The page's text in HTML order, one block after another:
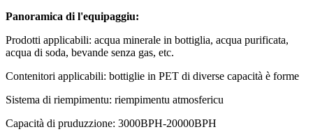
Panoramica di l'equipaggiu:
Prodotti applicabili: acqua minerale in bottiglia, acqua purificata,
acqua di soda, bevande senza gas, etc.
Contenitori applicabili: bottiglie in PET di diverse capacità è forme
Sistema di riempimentu: riempimentu atmosfericu
Capacità di pruduzzione: 3000BPH-20000BPH